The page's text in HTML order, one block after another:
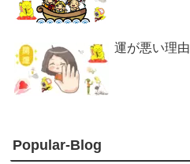
運が悪い理由
Popular-Blog